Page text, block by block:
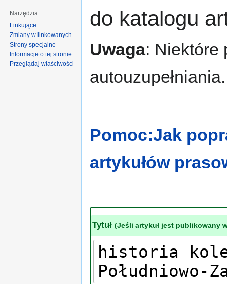
do katalogu
Uwaga: Niektóre
autouzupełniania.
Pomoc:Jak
artykułów
Tytuł (Jeśli artykuł jest publikowany
Narzędzia
Linkujące
Zmiany w linkowanych
Strony specjalne
Informacje o tej stronie
Przeglądaj właściwości